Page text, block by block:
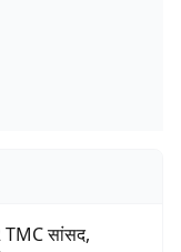
TMC सांसद,